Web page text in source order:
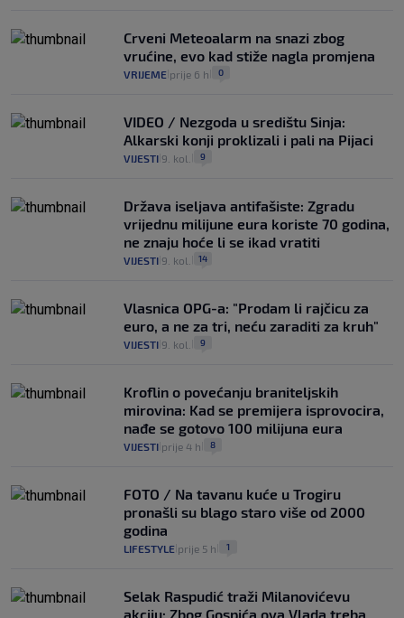
Crveni Meteoalarm na snazi zbog
vrućine, evo kad stiže nagla promjena
VRIJEME prije 6 h 0
VIDEO / Nezgoda u središtu Sinja:
Alkarski konji proklizali i pali na Pijaci
VIJESTI 9. kol. 9
Država iseljava antifašiste: Zgradu
vrijednu milijune eura koriste 70 godina,
ne znaju hoće li se ikad vratiti
VIJESTI 9. kol. 14
Vlasnica OPG-a: "Prodam li rajčicu za
euro, a ne za tri, neću zaraditi za kruh"
VIJESTI 9. kol. 9
Kroflin o povećanju braniteljskih
mirovina: Kad se premijera isprovocira,
nađe se gotovo 100 milijuna eura
VIJESTI prije 4 h 8
FOTO / Na tavanu kuće u Trogiru
pronašli su blago staro više od 2000
godina
LIFESTYLE prije 5 h 1
Selak Raspudić traži Milanovićevu
akciju: Zbog Gospića ova Vlada treba